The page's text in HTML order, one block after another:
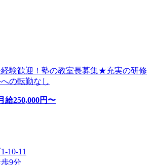
経験歓迎！塾の教室長募集★充実の研修
の転勤なし
給250,000円〜
10-11
9分